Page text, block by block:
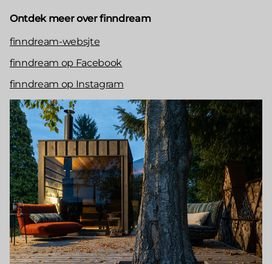
Ontdek meer over finndream
finndream-websjte
finndream op Facebook
finndream op Instagram